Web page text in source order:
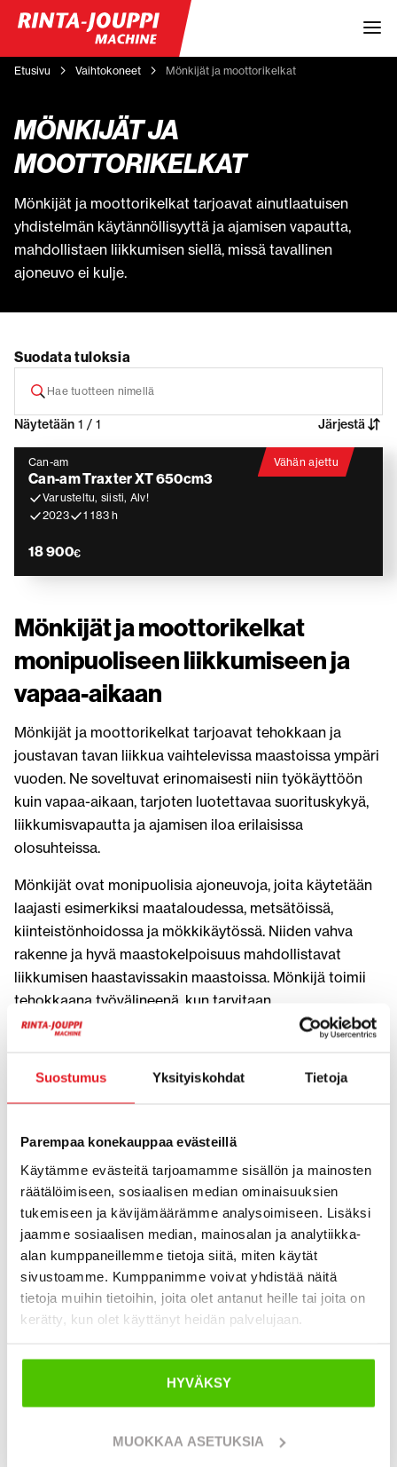
Suostumus Yksityiskohdat Tietoja
Parempaa konekauppaa evästeillä
Käytämme evästeitä tarjoamamme sisällön ja mainosten
räätälöimiseen, sosiaalisen median ominaisuuksien
tukemiseen ja kävijämäärämme analysoimiseen. Lisäksi
jaamme sosiaalisen median, mainosalan ja analytiikka-
alan kumppaneillemme tietoja siitä, miten käytät
sivustoamme. Kumppanimme voivat yhdistää näitä
tietoja muihin tietoihin, joita olet antanut heille tai joita on
kerätty, kun olet käyttänyt heidän palvelujaan.
HYVÄKSY
MUOKKAA ASETUKSIA
Etusivu Vaihtokoneet Mönkijät ja moottorikelkat
MÖNKIJÄT JA
MOOTTORIKELKAT
Mönkijät ja moottorikelkat tarjoavat ainutlaatuisen
yhdistelmän käytännöllisyyttä ja ajamisen vapautta,
mahdollistaen liikkumisen siellä, missä tavallinen
ajoneuvo ei kulje.
Suodata tuloksia
Näytetään 1 / 1 Järjestä
Can-am
Can-am Traxter XT 650cm3
Varusteltu, siisti, Alv!
2023
1 183 h
18 900€
Vähän ajettu
Mönkijät ja moottorikelkat
monipuoliseen liikkumiseen ja
vapaa-aikaan
Mönkijät ja moottorikelkat tarjoavat tehokkaan ja
joustavan tavan liikkua vaihtelevissa maastoissa ympäri
vuoden. Ne soveltuvat erinomaisesti niin työkäyttöön
kuin vapaa-aikaan, tarjoten luotettavaa suorituskykyä,
liikkumisvapautta ja ajamisen iloa erilaisissa
olosuhteissa.
Mönkijät ovat monipuolisia ajoneuvoja, joita käytetään
laajasti esimerkiksi maataloudessa, metsätöissä,
kiinteistönhoidossa ja mökkikäytössä. Niiden vahva
rakenne ja hyvä maastokelpoisuus mahdollistavat
liikkumisen haastavissakin maastoissa. Mönkijä toimii
tehokkaana työvälineenä, kun tarvitaan
kuljetuskapasiteettia, vetovoimaa ja ketteryyttä
Moottorikelkat puolestaan on suunniteltu
talviolosuhteisiin, joissa ne tarjoavat nopean ja
soveltuvat niin hyötykäyttöön kuin vapaa-ajan
ajamiseen, esimerkiksi reittiajoon, retkeilyyn ja
mökkiliikenteeseen. Kelkat yhdistävät suorituskyvyn ja
ajomukavuuden tavalla, joka tekee liikkumisesta
sujuvaa myös vaativissa talviolosuhteissa.
Sekä mönkijöiden että moottorikelkkojen
monipuolisuutta lisää laaja lisävarustevalikoima.
Saatavilla on muun muassa peräkärryjä, lumilevyjä,
ajoneuvoista entistä käytännöllisempiä eri